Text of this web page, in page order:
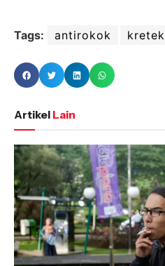
Tags: antirokok kretek
Artikel Lain